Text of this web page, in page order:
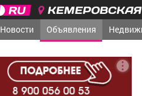
КЕМЕРОВСКАЯ
Новости Объявления